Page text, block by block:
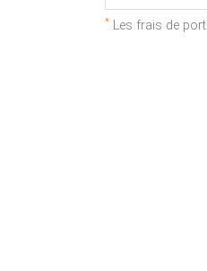
* Les frais de